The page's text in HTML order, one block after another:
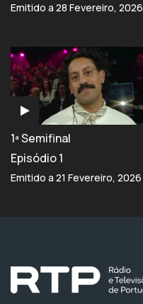
Emitido a 28 Fevereiro, 2026
1ª Semifinal
Episódio 1
Emitido a 21 Fevereiro, 2026